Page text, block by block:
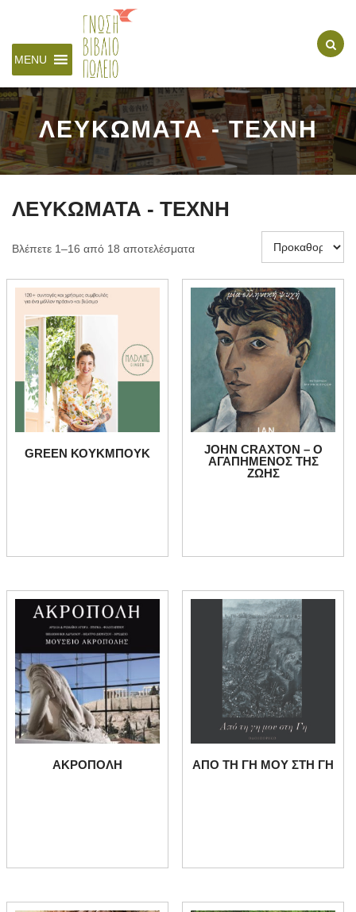
MENU
ΛΕΥΚΩΜΑΤΑ - ΤΕΧΝΗ
ΛΕΥΚΩΜΑΤΑ - ΤΕΧΝΗ
Βλέπετε 1–16 από 18 αποτελέσματα
GREEN ΚΟΥΚΜΠΟΥΚ
JOHN CRAXTON – Ο
ΑΓΑΠΗΜΕΝΟΣ ΤΗΣ
ΖΩΗΣ
ΑΚΡΟΠΟΛΗ ΑΠΟ ΤΗ ΓΗ ΜΟΥ ΣΤΗ ΓΗ